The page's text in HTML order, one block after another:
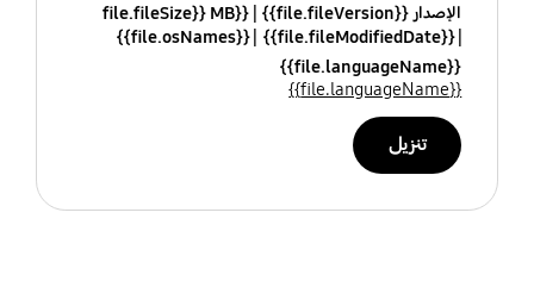
الإصدار {{file.fileVersion}}
{{file.fileSize}} MB
{{file.fileModifiedDate}}
{{file.osNames}}
{{file.languageName}}
{{file.languageName}}
تنزيل